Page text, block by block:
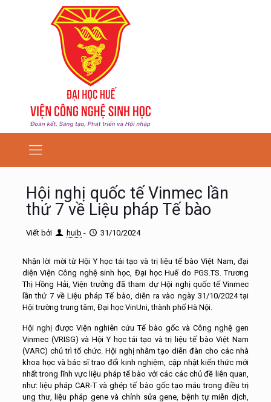
Hội nghị quốc tế Vinmec lần
thứ 7 về Liệu pháp Tế bào
Viết bởi huib - 31/10/2024
Nhận lời mời từ Hội Y học tái tạo và trị liệu tế bào Việt Nam, đại
diện Viện Công nghệ sinh học, Đại học Huế do PGS.TS. Trương
Thị Hồng Hải, Viện trưởng đã tham dự Hội nghị quốc tế Vinmec
lần thứ 7 về Liệu pháp Tế bào, diễn ra vào ngày 31/10/2024 tại
Hội trường trung tâm, Đại học VinUni, thành phố Hà Nội.
Hội nghị được Viện nghiên cứu Tế bào gốc và Công nghệ gen
Vinmec (VRISG) và Hội Y học tái tạo và trị liệu tế bào Việt Nam
(VARC) chủ trì tổ chức. Hội nghị nhằm tạo diễn đàn cho các nhà
khoa học và bác sĩ trao đổi kinh nghiệm, cập nhật kiến thức mới
nhất trong lĩnh vực liệu pháp tế bào với các các chủ đề liên quan,
như: liệu pháp CAR-T và ghép tế bào gốc tạo máu trong điều trị
ung thư, liệu pháp gene và chỉnh sửa gene, bệnh tự miễn dịch,